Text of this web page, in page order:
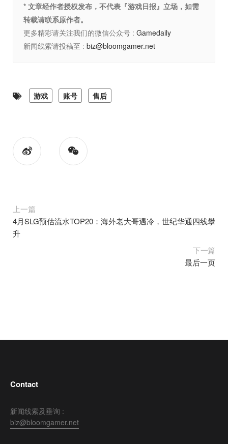
* 文章经作者授权发布，不代表『游戏日报』立场，如需
转载请联系原作者。
更多精彩请关注我们的微信公众号 : Gamedaily
新闻线索请投稿至 : biz@bloomgamer.net
游戏 账号 售后
上一篇
4月SLG预估流水TOP20：海外老大哥遇冷，世纪华通四线攀
升
下一篇
最后一页
Contact
新闻线索及垂询 :
biz@bloomgamer.net